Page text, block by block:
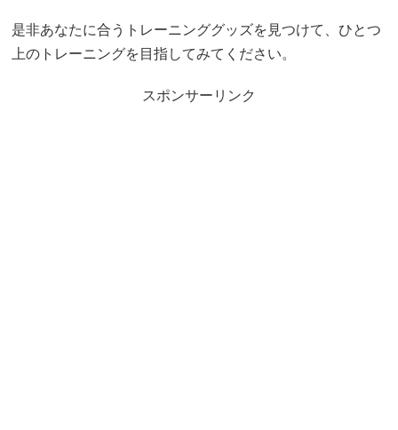
是非あなたに合うトレーニンググッズを見つけて、ひとつ
上のトレーニングを目指してみてください。
スポンサーリンク